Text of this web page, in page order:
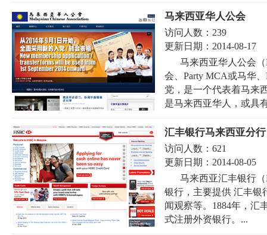
马来西亚华人公会
访问人数： 239
更新日期： 2014-08-17
马来西亚华人公会（
会、Party MCA或马华
党，是一个代表着马来
是马来西亚华人，或具
汇丰银行马来西亚分行
访问人数： 621
更新日期： 2014-08-05
马来西亚汇丰银行
银行，主要提供 汇丰银
闻观察等。1884年，汇
式注册外资银行。...